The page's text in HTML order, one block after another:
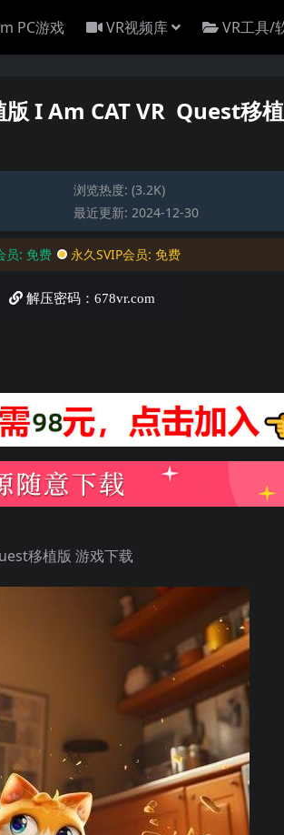
PC游戏 VR视频库 VR工具/
版 I Am CAT VR Quest移
浏览热度: (3.2K)
最近更新: 2024-12-30
员: 免费 永久SVIP会员: 免费
解压密码：678vr.com
移植版 游戏下载